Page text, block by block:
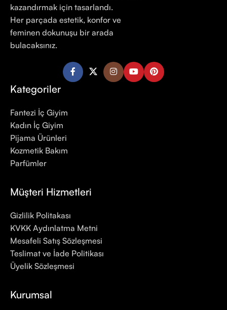
kazandırmak için tasarlandı.
Her parçada estetik, konfor ve
feminen dokunuşu bir arada
bulacaksınız.
Kategoriler
Fantezi İç Giyim
Kadın İç Giyim
Pijama Ürünleri
Kozmetik Bakım
Parfümler
Müşteri Hizmetleri
Gizlilik Politakası
KVKK Aydınlatma Metni
Mesafeli Satış Sözleşmesi
Teslimat ve İade Politikası
Üyelik Sözleşmesi
Kurumsal